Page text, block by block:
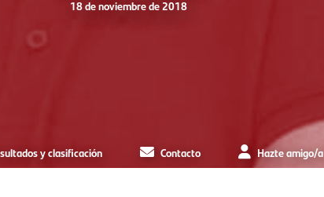
18 de noviembre de 2018
y clasificación Contacto Hazte amigo/a